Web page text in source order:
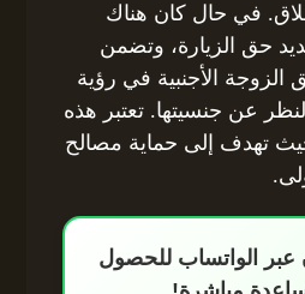
في حال كان هناك
حق الزيارة، وتضمن
الزوجة الأجنبية في رؤية
عن جنسيتها. تعتبر هذه
تهدف إلى حماية مصالح
عبر الواتساب للحصول